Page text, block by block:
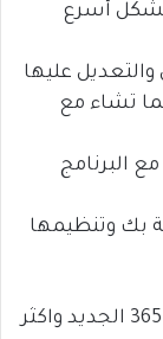
بشكل أسرع
عليها
تشاء مع
البرنامج
بك وتنظيمها
كل هذة البرامج موجودة فى حزمة اوفيس 365 الجديد واكثر